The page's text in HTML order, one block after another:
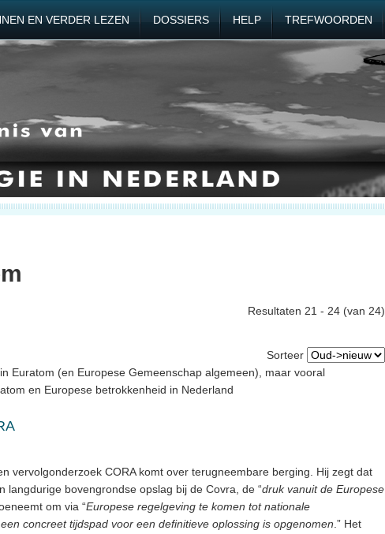
EN VERDER LEZEN DOSSIERS HELP TREFWOORDEN
Resultaten 21 - 24 (van 24)
Sorteer
Euratom (en Europese Gemeenschap algemeen), maar vooral
en Europese betrokkenheid in Nederland
vervolgonderzoek CORA komt over terugneembare berging. Hij zegt dat
langdurige bovengrondse opslag bij de Covra, de “druk vanuit de Europese
om via “Europese regelgeving te komen tot nationale
concreet tijdspad voor een definitieve oplossing is opgenomen .” Het